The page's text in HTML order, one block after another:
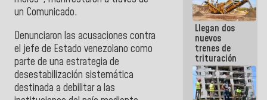
un Comunicado.
Denunciaron las acusaciones contra
el jefe de Estado venezolano como
parte de una estrategia de
desestabilización sistemática
destinada a debilitar a las
porque lo
que haces
es
embarrarla
Llegan dos
nuevos
trenes de
trituración
para
optimizar
manejo de